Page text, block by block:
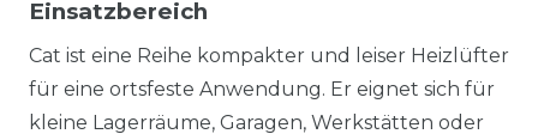
Einsatzbereich
Cat ist eine Reihe kompakter und leiser Heizlüfter
für eine ortsfeste Anwendung. Er eignet sich für
kleine Lagerräume, Garagen, Werkstätten oder